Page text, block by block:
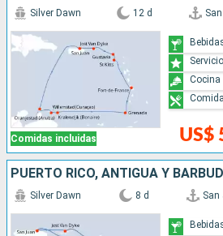
Comidas incluidas
Silver Dawn 12 d
US$
Silver Dawn 8 d San